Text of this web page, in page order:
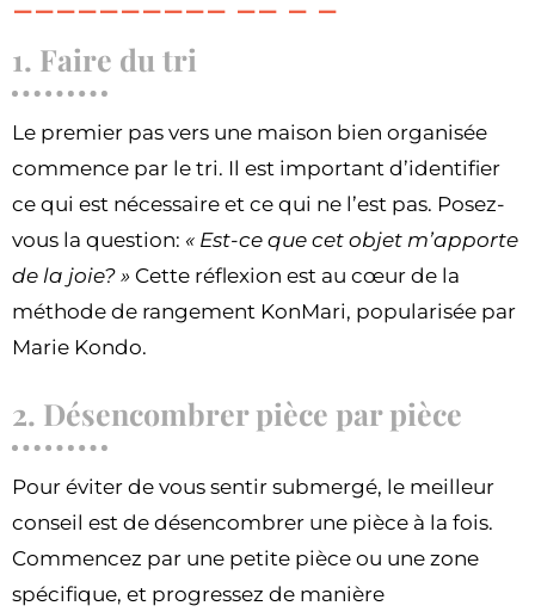
1. Faire du tri
Le premier pas vers une maison bien organisée
commence par le tri. Il est important d’identifier
ce qui est nécessaire et ce qui ne l’est pas. Posez-
vous la question: « Est-ce que cet objet m’apporte
de la joie? » Cette réflexion est au cœur de la
méthode de rangement KonMari, popularisée par
Marie Kondo.
2. Désencombrer pièce par pièce
Pour éviter de vous sentir submergé, le meilleur
conseil est de désencombrer une pièce à la fois.
Commencez par une petite pièce ou une zone
spécifique, et progressez de manière